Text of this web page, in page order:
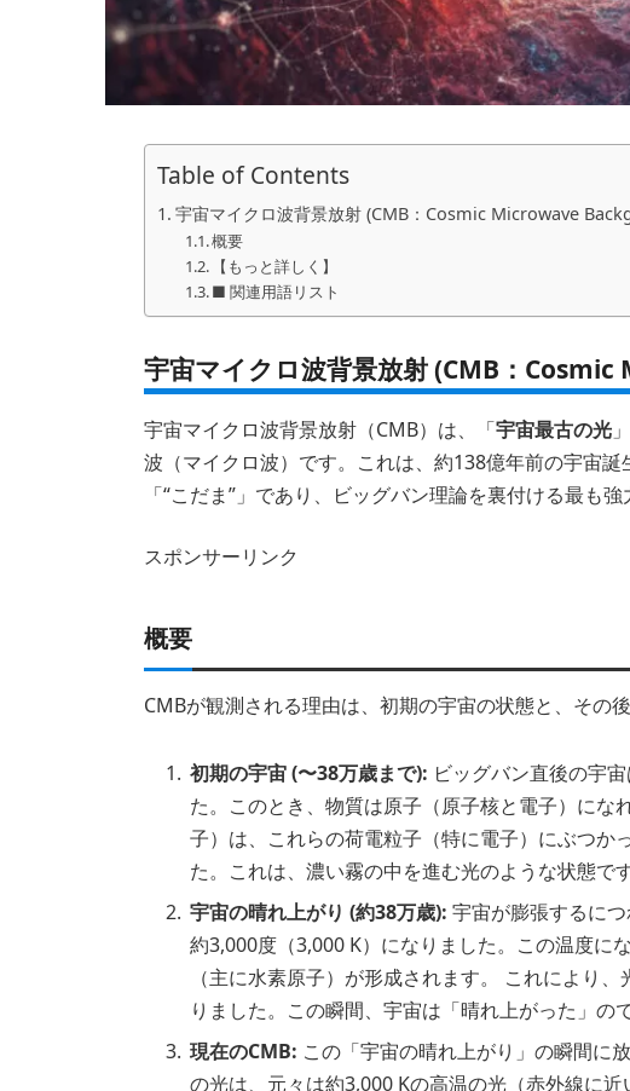
Table of Contents
宇宙マイクロ波背景放射 (CMB：Cosmic Microwave
概要
【もっと詳しく】
■ 関連用語リスト
宇宙マイクロ波背景放射 (CMB：
宇宙マイクロ波背景放射（CMB）は、「宇宙最古の光
波（マイクロ波）です。これは、約138億年前の宇宙誕
「“こだま”」であり、ビッグバン理論を裏付ける最も
スポンサーリンク
概要
CMBが観測される理由は、初期の宇宙の状態と、その
初期の宇宙 (〜38万歳まで): ビッグバン直後の宇
た。このとき、物質は原子（原子核と電子）に
子）は、これらの荷電粒子（特に電子）にぶつか
た。これは、濃い霧の中を進む光のような状態です
宇宙の晴れ上がり (約38万歳): 宇宙が膨張するに
約3,000度（3,000 K）になりました。この温度に
（主に水素原子）が形成されます。 これにより
りました。この瞬間、宇宙は「晴れ上がった」ので
現在のCMB: この「宇宙の晴れ上がり」の瞬間に
の光は、元々は約3,000 Kの高温の光（赤外線に